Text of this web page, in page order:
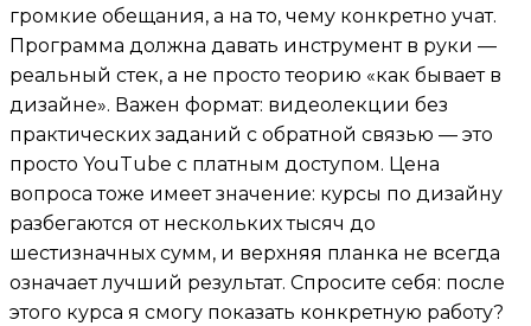
громкие обещания, а на то, чему конкретно учат.
Программа должна давать инструмент в руки —
реальный стек, а не просто теорию «как бывает в
дизайне». Важен формат: видеолекции без
практических заданий с обратной связью — это
просто YouTube с платным доступом. Цена
вопроса тоже имеет значение: курсы по дизайну
разбегаются от нескольких тысяч до
шестизначных сумм, и верхняя планка не всегда
означает лучший результат. Спросите себя: после
этого курса я смогу показать конкретную работу?